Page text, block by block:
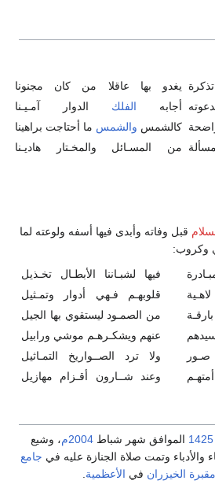
يغدو بها عاقلا من كان مجنونا
أجابه الفلك الدوار آمـيـنا
كالشمس والشمس ما أحتاجت براهينا
من المسـائل والمخـتار هاديـنا
قبل وفاته وأبدى فيها أسفه ولوعته لما
وكروب:
فيها لشبـاننا الأبطـال تخـذيل
قلوبهـم فـهي أدوار وتمـثيل
من الصمـود ليستقوي بها الجيل
عنهم ويشكـرهـم موشي ورابيل
ولا ترد الصــواريخ التمـاثيل
وعند شــارون أقـزام مهازيل
1425 الموافق شهر شباط 2004م
، وشيع
وتمت صلاة الجنازة عليه في جامع
مقبرة الخيزران في الأعظمية